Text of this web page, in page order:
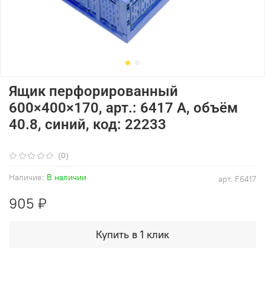
(0)
арт. F6417
Наличие: В наличии
Ящик перфорированный
600×400×170, арт.: 6417 А, объём
40.8, синий, код: 22233
905 ₽
Купить в 1 клик